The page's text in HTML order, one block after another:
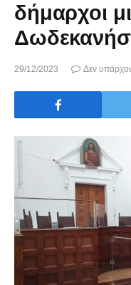
δήμαρχοι
29/12/2023 Δεν